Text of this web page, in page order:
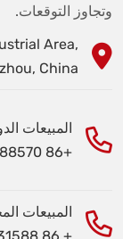
وتجاوز التوقعات.
Area,
China
المبيعات
+86 15968788570 (Mr Zhang)
المبيعات